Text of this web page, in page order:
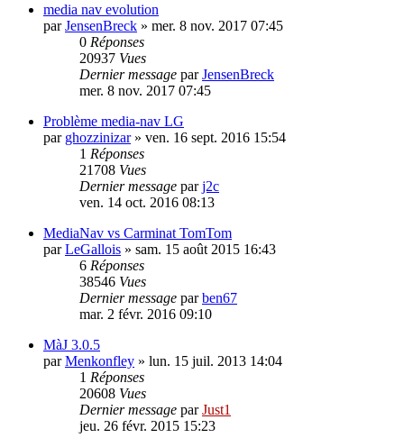
media nav evolution
parJensenBreck » mer. 8 nov. 2017 07:45
0 Réponses
20937 Vues
Dernier message parJensenBreck
mer. 8 nov. 2017 07:45
Problème media-nav LG
par ghozzinizar» ven. 16 sept. 2016 15:54
1 Réponses
21708 Vues
Dernier message parj2c
ven. 14 oct. 2016 08:13
MediaNav vs Carminat TomTom
parLeGallois » sam. 15 août 2015 16:43
6 Réponses
38546 Vues
Dernier message parben67
mar. 2 févr. 2016 09:10
MàJ 3.0.5
parMenkonfley » lun. 15 juil. 2013 14:04
1 Réponses
20608 Vues
Dernier message parJust1
jeu. 26 févr. 2015 15:23